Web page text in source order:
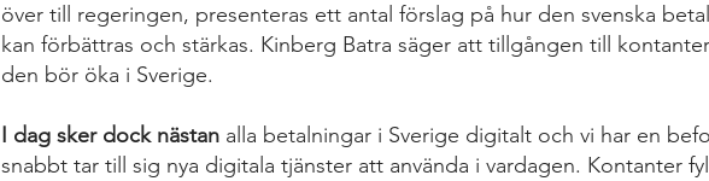
över till regeringen, presenteras ett antal förslag på hur den svenska
kan förbättras och stärkas. Kinberg Batra säger att tillgången till
den bör öka i Sverige.
I dag sker dock nästan alla betalningar i Sverige digitalt och vi har en
snabbt tar till sig nya digitala tjänster att använda i vardagen. Kontanter